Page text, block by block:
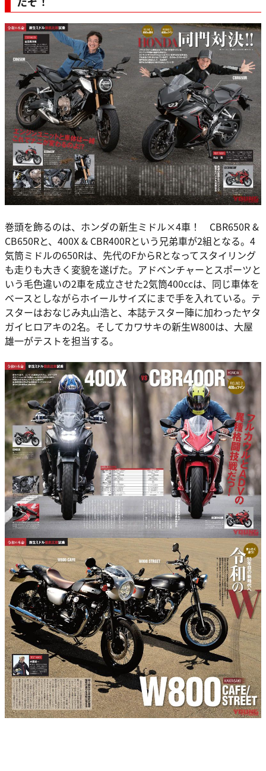
巻頭を飾るのは、ホンダの新生ミドル×4車！ CBR650R &
CB650Rと、400X & CBR400Rという兄弟車が2組となる。4
気筒ミドルの650Rは、先代のFからRとなってスタイリング
も走りも大きく変貌を遂げた。アドベンチャーとスポーツと
いう毛色違いの2車を成立させた2気筒400ccは、同じ車体を
ベースとしながらホイールサイズにまで手を入れている。テ
スターはおなじみ丸山浩と、本誌テスター陣に加わったヤタ
ガイヒロアキの2名。そしてカワサキの新生W800は、大屋
雄一がテストを担当する。